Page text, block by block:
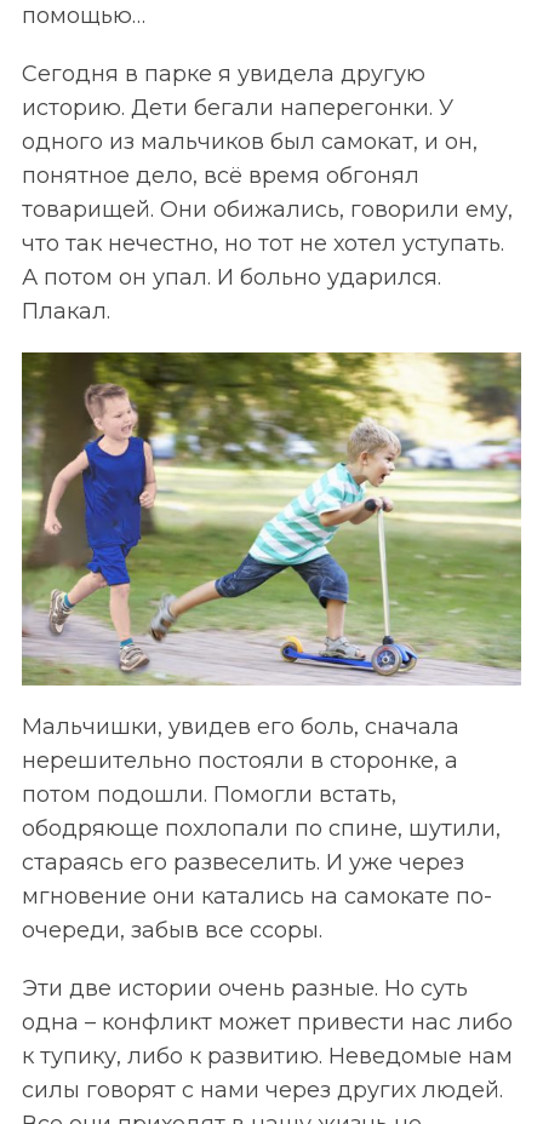
помощью…
Сегодня в парке я увидела другую
историю. Дети бегали наперегонки. У
одного из мальчиков был самокат, и он,
понятное дело, всё время обгонял
товарищей. Они обижались, говорили ему,
что так нечестно, но тот не хотел уступать.
А потом он упал. И больно ударился.
Плакал.
Мальчишки, увидев его боль, сначала
нерешительно постояли в сторонке, а
потом подошли. Помогли встать,
ободряюще похлопали по спине, шутили,
стараясь его развеселить. И уже через
мгновение они катались на самокате по-
очереди, забыв все ссоры.
Эти две истории очень разные. Но суть
одна – конфликт может привести нас либо
к тупику, либо к развитию. Неведомые нам
силы говорят с нами через других людей.
S
a
r
c
h